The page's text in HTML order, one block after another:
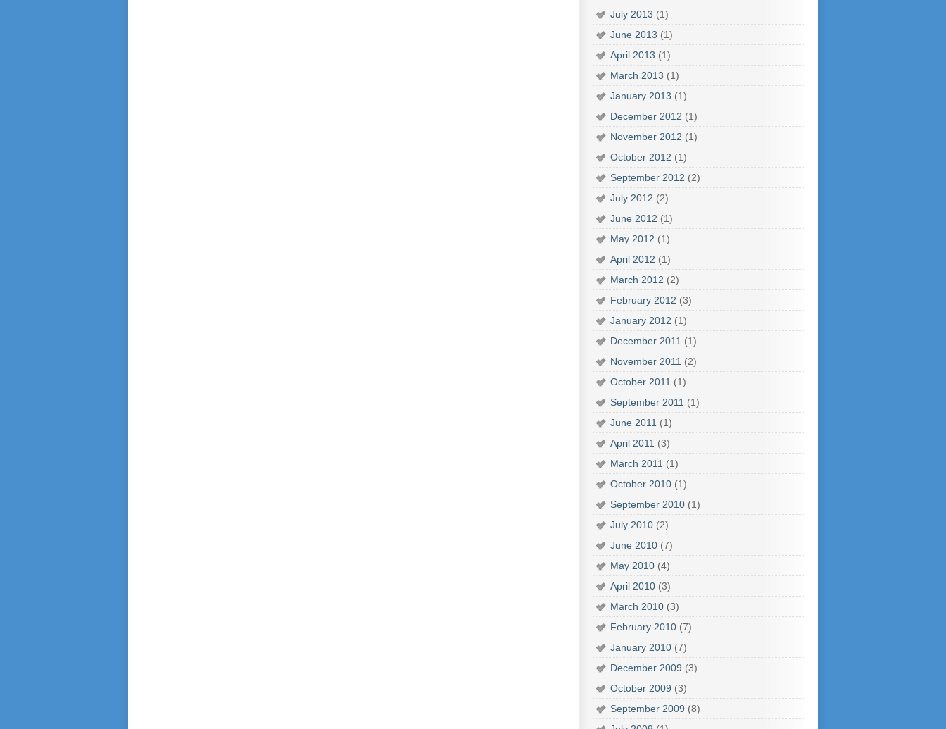
July 2013 (1)
June 2013 (1)
April 2013 (1)
March 2013 (1)
January 2013 (1)
December 2012 (1)
November 2012 (1)
October 2012 (1)
September 2012 (2)
July 2012 (2)
June 2012 (1)
May 2012 (1)
April 2012 (1)
March 2012 (2)
February 2012 (3)
January 2012 (1)
December 2011 (1)
November 2011 (2)
October 2011 (1)
September 2011 (1)
June 2011 (1)
April 2011 (3)
March 2011 (1)
October 2010 (1)
September 2010 (1)
July 2010 (2)
June 2010 (7)
May 2010 (4)
April 2010 (3)
March 2010 (3)
February 2010 (7)
January 2010 (7)
December 2009 (3)
October 2009 (3)
September 2009 (8)